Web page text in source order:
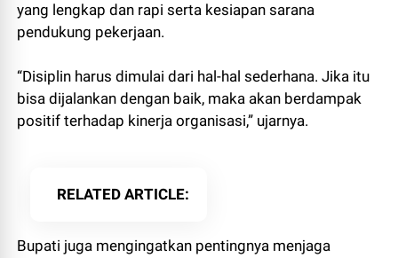
yang lengkap dan rapi serta kesiapan sarana
pendukung pekerjaan.
“Disiplin harus dimulai dari hal-hal sederhana. Jika itu
bisa dijalankan dengan baik, maka akan berdampak
positif terhadap kinerja organisasi,” ujarnya.
RELATED ARTICLE
Bupati juga mengingatkan pentingnya menjaga